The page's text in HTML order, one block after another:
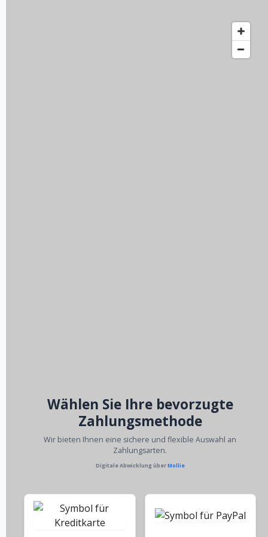
Wählen Sie Ihre bevorzugte
Zahlungsmethode
Wir bieten Ihnen eine sichere und flexible Auswahl an
Zahlungsarten.
Digitale Abwicklung überMollie